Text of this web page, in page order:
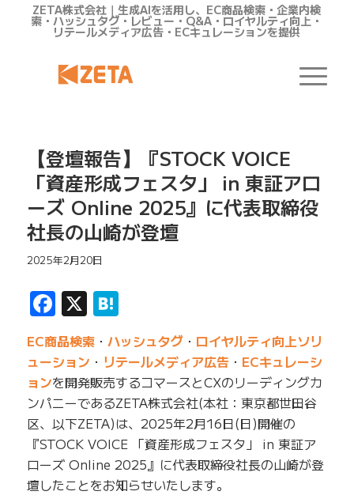
ZETA株式会社｜生成AIを活用し、EC商品検索・企業内検
索・ハッシュタグ・レビュー・Q&A・ロイヤルティ向上・
リテールメディア広告・ECキュレーションを提供
【登壇報告】『STOCK VOICE
「資産形成フェスタ」 in 東証アロ
ーズ Online 2025』に代表取締役
社長の山崎が登壇
2025年2月20日
Facebook
X Hatena
EC商品検索・ ハッシュタグ・ ロイヤルティ向上ソリ
ューション ・ リテールメディア広告・ ECキュレーシ
ョンを開発販売するコマースとCXのリーディングカ
ンパニーであるZETA株式会社(本社：東京都世田谷
区、以下ZETA)は、2025年2月16日(日)開催の
『STOCK VOICE 「資産形成フェスタ」 in 東証ア
ローズ Online 2025』に代表取締役社長の山崎が登
壇したことをお知らせいたします。